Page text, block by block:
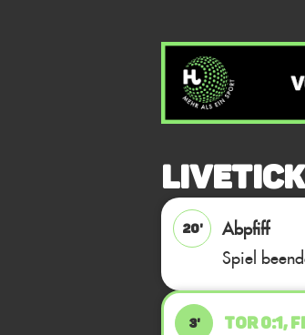
20'
Abpfiff
Spiel
3' TOR 0:1,